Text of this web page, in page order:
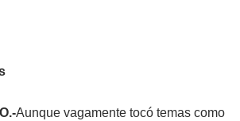
Aunque vagamente tocó temas como